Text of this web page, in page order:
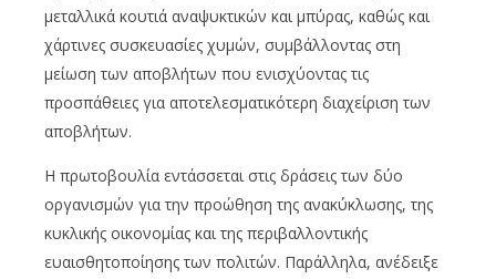
μεταλλικά κουτιά αναψυκτικών και μπύρας, καθώς και
χάρτινες συσκευασίες χυμών, συμβάλλοντας στη
μείωση των αποβλήτων που ενισχύοντας τις
προσπάθειες για αποτελεσματικότερη διαχείριση των
αποβλήτων.
Η πρωτοβουλία εντάσσεται στις δράσεις των δύο
οργανισμών για την προώθηση της ανακύκλωσης, της
κυκλικής οικονομίας και της περιβαλλοντικής
ευαισθητοποίησης των πολιτών. Παράλληλα, ανέδειξε